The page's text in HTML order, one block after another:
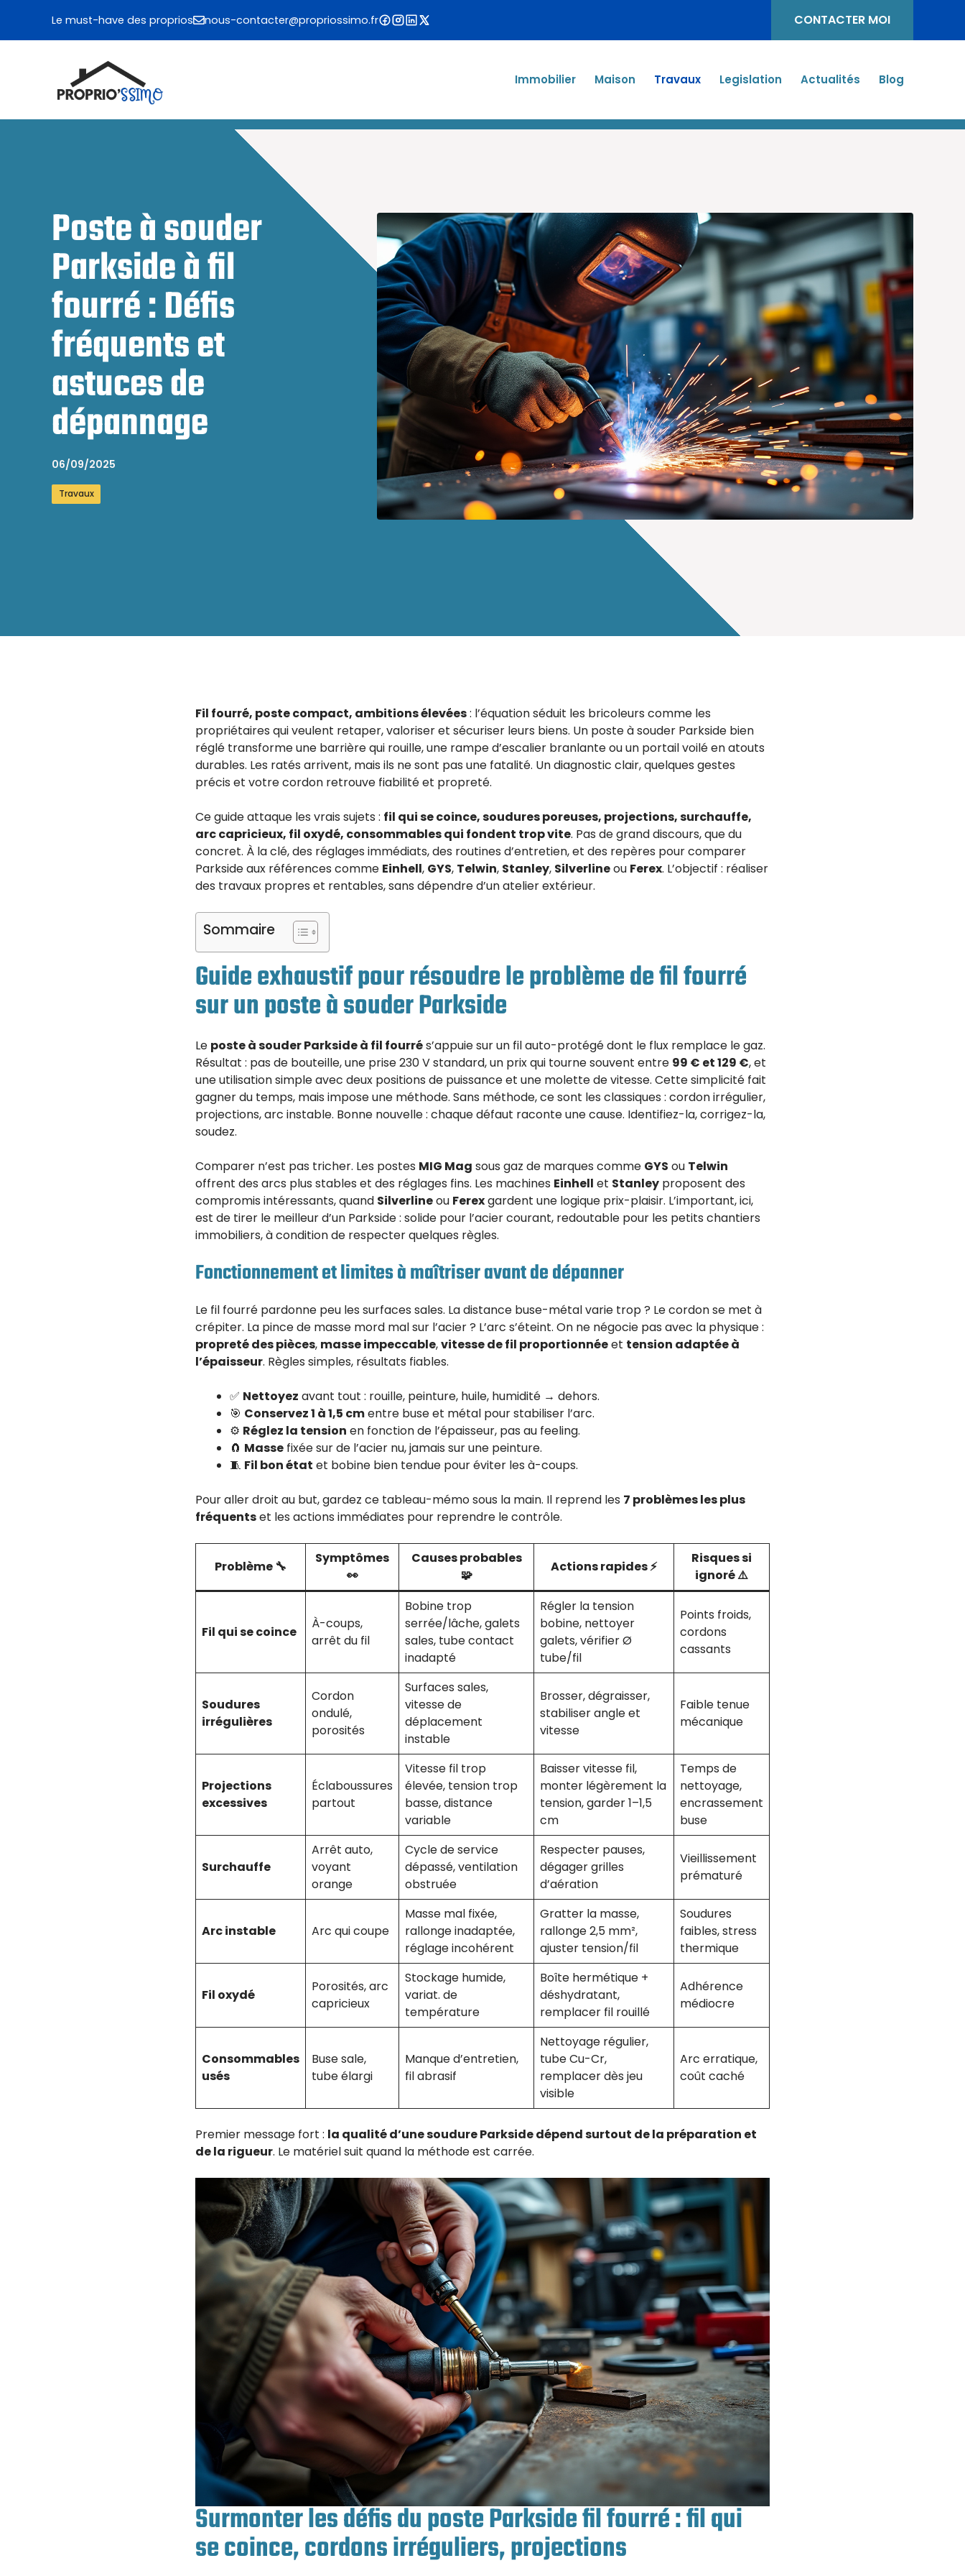
contenu
Le must-have des proprios nous-contacter@propriossimo.fr CONTACTER MOI
Immobilier Maison Travaux Legislation Actualités Blog
Poste à souder
Parkside à fil
fourré : Défis
fréquents et
astuces de
dépannage
06/09/2025
Travaux
Fil fourré, poste compact, ambitions élevées: l’équation séduit les bricoleurs comme les
propriétaires qui veulent retaper, valoriser et sécuriser leurs biens. Un poste à souder Parkside bien
réglé transforme une barrière qui rouille, une rampe d’escalier branlante ou un portail voilé en atouts
durables. Les ratés arrivent, mais ils ne sont pas une fatalité. Un diagnostic clair, quelques gestes
précis et votre cordon retrouve fiabilité et propreté.
Ce guide attaque les vrais sujets : fil qui se coince, soudures poreuses, projections, surchauffe,
arc capricieux, fil oxydé, consommables qui fondent trop vite. Pas de grand discours, que du
concret. À la clé, des réglages immédiats, des routines d’entretien, et des repères pour comparer
Parkside aux références comme Einhell, GYS, Telwin, Stanley, Silverlineou Ferex. L’objectif : réaliser
des travaux propres et rentables, sans dépendre d’un atelier extérieur.
Sommaire
Guide exhaustif pour résoudre le problème de fil fourré
sur un poste à souder Parkside
Le poste à souder Parkside à fil fourrés’appuie sur un fil auto-protégé dont le flux remplace le gaz.
Résultat : pas de bouteille, une prise 230 V standard, un prix qui tourne souvent entre 99 € et 129 €, et
une utilisation simple avec deux positions de puissance et une molette de vitesse. Cette simplicité fait
gagner du temps, mais impose une méthode. Sans méthode, ce sont les classiques : cordon irrégulier,
projections, arc instable. Bonne nouvelle : chaque défaut raconte une cause. Identifiez-la, corrigez-la,
soudez.
Comparer n’est pas tricher. Les postes MIG Mag sous gaz de marques comme GYS ou Telwin
offrent des arcs plus stables et des réglages fins. Les machines Einhell et Stanley proposent des
compromis intéressants, quand Silverlineou Ferexgardent une logique prix-plaisir. L’important, ici,
est de tirer le meilleur d’un Parkside : solide pour l’acier courant, redoutable pour les petits chantiers
immobiliers, à condition de respecter quelques règles.
Fonctionnement et limites à maîtriser avant de dépanner
Le fil fourré pardonne peu les surfaces sales. La distance buse-métal varie trop ? Le cordon se met à
crépiter. La pince de masse mord mal sur l’acier ? L’arc s’éteint. On ne négocie pas avec la physique :
propreté des pièces, masse impeccable,vitesse de fil proportionnéeet tension adaptée à
l’épaisseur. Règles simples, résultats fiables.
✅ Nettoyez avant tout : rouille, peinture, huile, humidité → dehors.
🎯 Conservez 1 à 1,5 cmentre buse et métal pour stabiliser l’arc.
⚙️ Réglez la tension en fonction de l’épaisseur, pas au feeling.
🧲 Masse fixée sur de l’acier nu, jamais sur une peinture.
🧵 Fil bon état et bobine bien tendue pour éviter les à-coups.
Pour aller droit au but, gardez ce tableau-mémo sous la main. Il reprend les 7 problèmes les plus
fréquentset les actions immédiates pour reprendre le contrôle.
Problème 🔧
Symptômes
👀
Causes probables
🧩
Actions rapides ⚡
Risques si
ignoré ⚠️
Fil qui se coince
À-coups,
arrêt du fil
Bobine trop
serrée/lâche, galets
sales, tube contact
inadapté
Régler la tension
bobine, nettoyer
galets, vérifier Ø
tube/fil
Points froids,
cordons
cassants
Soudures
irrégulières
Cordon
ondulé,
porosités
Surfaces sales,
vitesse de
déplacement
instable
Brosser, dégraisser,
stabiliser angle et
vitesse
Faible tenue
mécanique
Projections
excessives
Éclaboussures
partout
Vitesse fil trop
élevée, tension trop
basse, distance
variable
Baisser vitesse fil,
monter légèrement la
tension, garder 1–1,5
cm
Temps de
nettoyage,
encrassement
buse
Surchauffe
Arrêt auto,
voyant
orange
Cycle de service
dépassé, ventilation
obstruée
Respecter pauses,
dégager grilles
d’aération
Vieillissement
prématuré
Arc instable Arc qui coupe
Masse mal fixée,
rallonge inadaptée,
réglage incohérent
Gratter la masse,
rallonge 2,5 mm²,
ajuster tension/fil
Soudures
faibles, stress
thermique
Fil oxydé
Porosités, arc
capricieux
Stockage humide,
variat. de
température
Boîte hermétique +
déshydratant,
remplacer fil rouillé
Adhérence
médiocre
Consommables
usés
Buse sale,
tube élargi
Manque d’entretien,
fil abrasif
Nettoyage régulier,
tube Cu-Cr,
remplacer dès jeu
visible
Arc erratique,
coût caché
Premier message fort : la qualité d’une soudure Parkside dépend surtout de la préparation et
de la rigueur. Le matériel suit quand la méthode est carrée.
Surmonter les défis du poste Parkside fil fourré : fil qui
se coince, cordons irréguliers, projections